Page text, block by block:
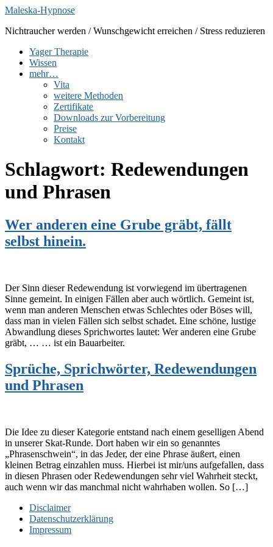
Zum
springen
Maleska-Hypnose
Nichtraucher werden / Wunschgewicht erreichen / Stress reduzieren
Yager Therapie
Wissen
mehr…
Vita
weitere Methoden
Zertifikate
Downloads zur Vorbereitung
Preise
Kontakt
Schlagwort: Redewendungen
und Phrasen
Wer anderen eine Grube gräbt, fällt
selbst hinein.
Der Sinn dieser Redewendung ist vorwiegend im übertragenen
Sinne gemeint. In einigen Fällen aber auch wörtlich. Gemeint ist,
wenn man anderen Menschen etwas Schlechtes oder Böses will,
dass man in vielen Fällen sich selbst schadet. Eine schöne, lustige
Abwandlung dieses Sprichwortes lautet: Wer anderen eine Grube
gräbt, … … ist ein Bauarbeiter.
Sprüche, Sprichwörter, Redewendungen
und Phrasen
Die Idee zu dieser Kategorie entstand nach einem geselligen Abend
in unserer Skat-Runde. Dort haben wir ein so genanntes
„Phrasenschwein“, in das Jeder, der eine Phrase äußert, einen
kleinen Betrag einzahlen muss. Hierbei ist mir/uns aufgefallen, dass
in diesen Phrasen oder Redewendungen sehr viel Wahrheit steckt,
auch wenn wir das manchmal nicht wahrhaben wollen. So […]
Disclaimer
Datenschutzerklärung
Impressum